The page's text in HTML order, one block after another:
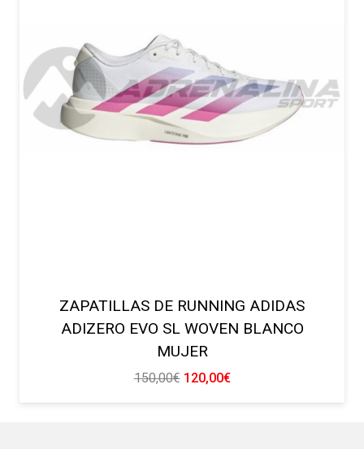
ZAPATILLAS DE RUNNING ADIDAS
ADIZERO EVO SL WOVEN BLANCO
MUJER
150,00€ El
precio
120,00€El
precio